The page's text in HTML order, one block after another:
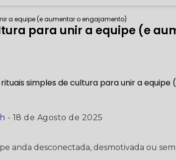
a equipe (e aumentar o engajamento)
para unir a equipe (e
- 18 de Agosto de 2025
anda desconectada, desmotivada ou